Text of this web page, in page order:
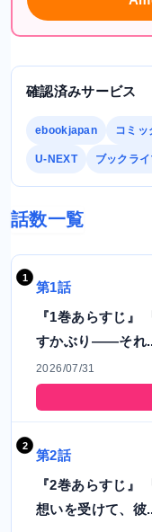
確認済みサービス
ebookjapan コミッ
U-NEXT ブックラ
話数一覧
第1話
『1巻あらすじ
すかぶり――それ
2026/07/31
第2話
『2巻あらすじ
想いを受けて、彼